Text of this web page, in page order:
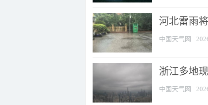
河北雷雨
中国天气网
浙江多地
中国天气网